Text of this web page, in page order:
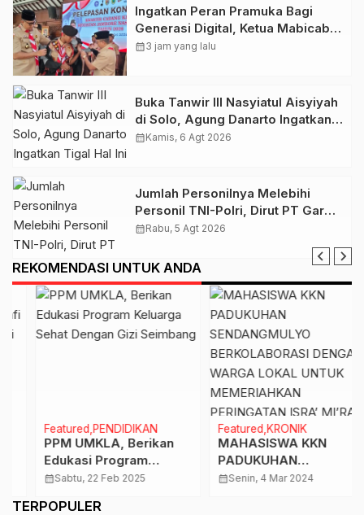
Ingatkan Peran Pramuka Bagi
Generasi Digital, Ketua Mabicab
Gerakan Pramuka Klaten Lepas
calendar_month3 jam yang lalu
Buka Tanwir III Nasyiatul Aisyiyah
di Solo, Agung Danarto Ingatkan
Tigal Hal Ini Untuk Para Kader NA
calendar_monthKamis, 6 Agt 2026
Jumlah Personilnya Melebihi
Personil TNI-Polri, Dirut PT Garda
Total Security Klaten Tegaskan
Satpam
calendar_monthRabu, 5 Agt 2026
REKOMENDASI UNTUK ANDA
Featured PENDIDIKAN
PPM UMKLA, Berikan
Edukasi Program
Keluarga Sehat Dengan
Sabtu, 22 Feb 2025
Featured KRONIK
MAHASISWA KKN
PADUKUHAN
SENDANGMULYO
Senin, 4 Mar 2024
…
TERPOPULER